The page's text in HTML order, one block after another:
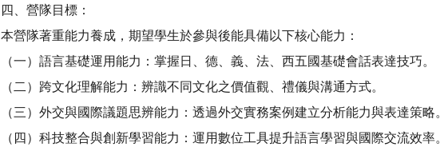
四、營隊目標：
本營隊著重能力養成，期望學生於參與後能具備以下核心能力：
（一）語言基礎運用能力：掌握日、德、義、法、西五國基礎會話表達技巧。
（二）跨文化理解能力：辨識不同文化之價值觀、禮儀與溝通方式。
（三）外交與國際議題思辨能力：透過外交實務案例建立分析能力與表達策略。
（四）科技整合與創新學習能力：運用數位工具提升語言學習與國際交流效率。